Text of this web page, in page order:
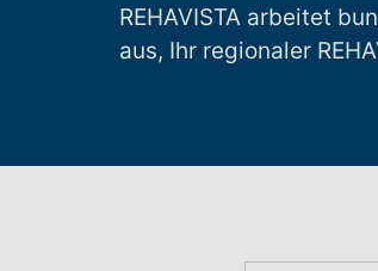
REHAVISTA arbeitet
aus, Ihr regionaler